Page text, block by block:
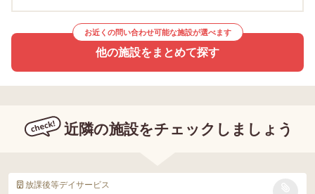
お近くの問い合わせ可能な施設が選べます
他の施設をまとめて探す
近隣の施設をチェックしましょう
放課後等デイサービス